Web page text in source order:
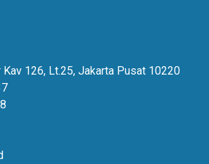
126, Lt.25, Jakarta Pusat 10220